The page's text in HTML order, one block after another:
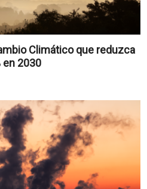
Climático que reduzca
en 2030